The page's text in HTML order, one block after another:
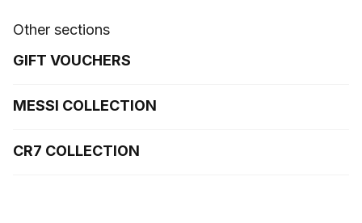
Other sections
GIFT VOUCHERS
MESSI COLLECTION
CR7 COLLECTION